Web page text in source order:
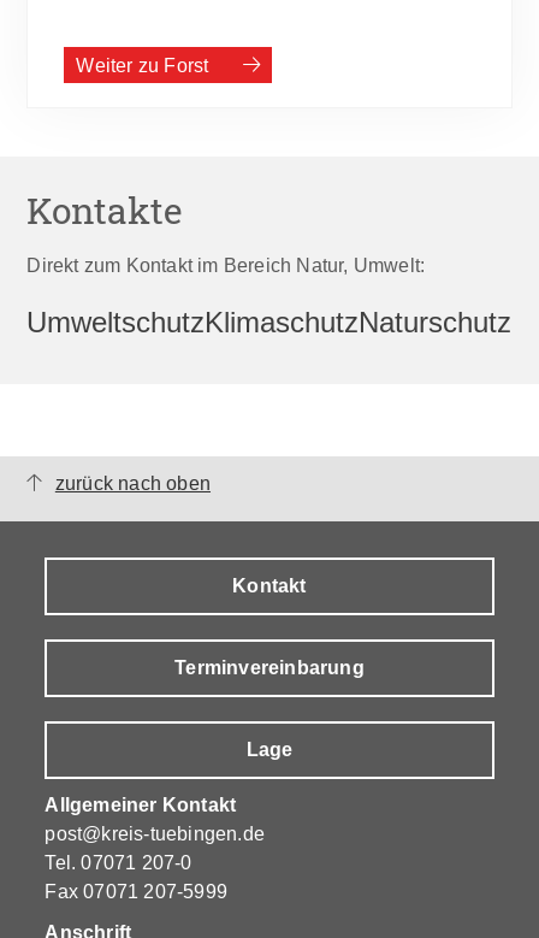
Weiter zu Forst
Kontakte
Direkt zum Kontakt im Bereich Natur, Umwelt:
UmweltschutzKlimaschutzNaturschutz
zurück nach oben
Kontakt
Terminvereinbarung
Lage
Allgemeiner Kontakt
post@kreis-tuebingen.de
Tel.07071 207-0
Fax 07071 207-5999
Anschrift